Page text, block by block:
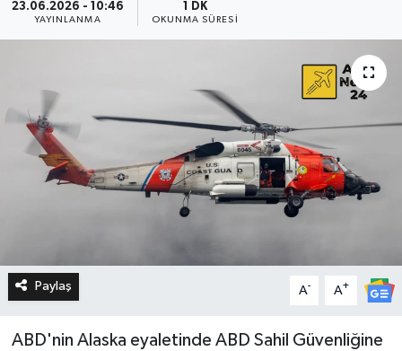
23.06.2026 - 10:46
YAYINLANMA
1 DK
OKUNMA SÜRESI
Paylaş A- A+
ABD'nin Alaska eyaletinde ABD Sahil Güvenliğine